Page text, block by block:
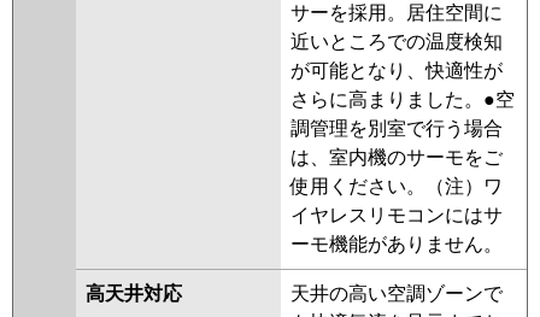
サーを採用。居住空間に
近いところでの温度検知
が可能となり、快適性が
さらに高まりました。●空
調管理を別室で行う場合
は、室内機のサーモをご
使用ください。（注）ワ
イヤレスリモコンにはサ
ーモ機能がありません。
高天井対応
天井の高い空調ゾーンで